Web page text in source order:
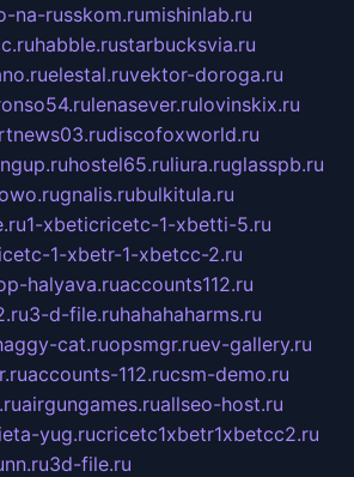
na-russkom.rumishinlab.ru
habble.rustarbucksvia.ru
elestal.ruvektor-doroga.ru
lenasever.rulovinskix.ru
discofoxworld.ru
hostel65.ruliura.ruglasspb.ru
gnalis.rubulkitula.ru
1-xbeticricetc-1-xbetti-5.ru
1-xbetr-1-xbetcc-2.ru
halyava.ruaccounts112.ru
3-d-file.ruhahahaharms.ru
cat.ruopsmgr.ruev-gallery.ru
accounts-112.rucsm-demo.ru
airgungames.ruallseo-host.ru
yug.rucricetc1xbetr1xbetcc2.ru
3d-file.ru